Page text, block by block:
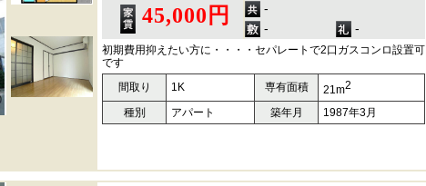
45,000円
-
-
-
初期費用抑えたい方に・・・・セパレートで2口ガスコンロ設置可
です
間取り
1K 専有面積 21m2
種別 アパート 築年月 1987年3月